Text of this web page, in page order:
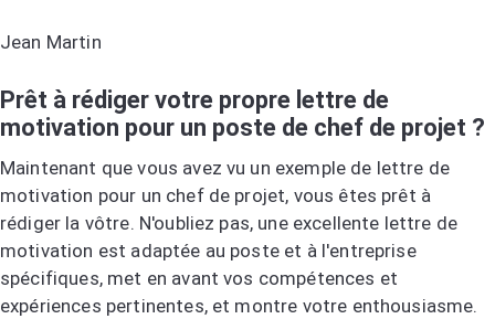
Jean Martin
Prêt à rédiger votre propre lettre de
motivation pour un poste de chef de projet ?
Maintenant que vous avez vu un exemple de lettre de
motivation pour un chef de projet, vous êtes prêt à
rédiger la vôtre. N'oubliez pas, une excellente lettre de
motivation est adaptée au poste et à l'entreprise
spécifiques, met en avant vos compétences et
expériences pertinentes, et montre votre enthousiasme.